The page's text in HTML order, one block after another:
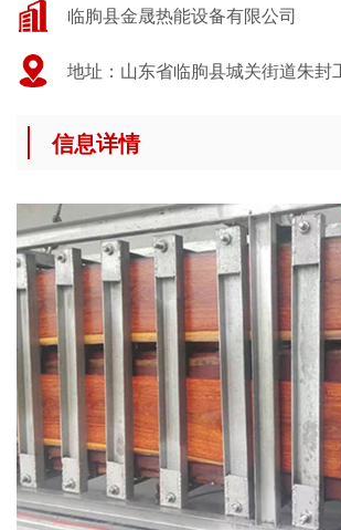
临朐县金晟热能设备有限公司
地址：山东省临朐县城关街道朱封
信息详情